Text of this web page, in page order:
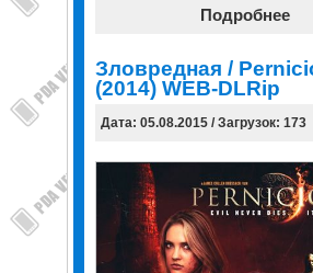
Подробнее
Зловредная /
(2014) WEB-DLRip
Дата: 05.08.2015 / Загрузок: 173